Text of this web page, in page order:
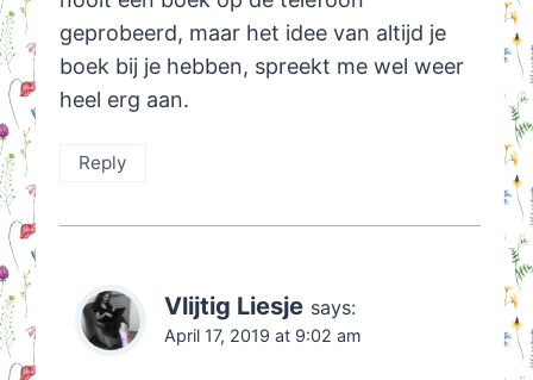
geprobeerd, maar het idee van altijd je
boek bij je hebben, spreekt me wel weer
heel erg aan.
Reply
Vlijtig Liesje says:
April 17, 2019 at 9:02 am